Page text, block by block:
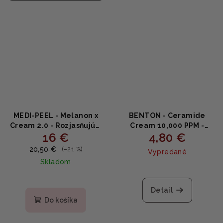
MEDI-PEEL - Melanon x
Cream 2.0 - Rozjasňujúci
krém na tvár 30ml
16 €
20,50 € (–21 %)
Skladom
produktu
Do košíka
BENTON - Ceramide
Cream 10,000 PPM -
Hydratačný krém s
ceramidmi 12g
4,80 €
Vypredané
Detail